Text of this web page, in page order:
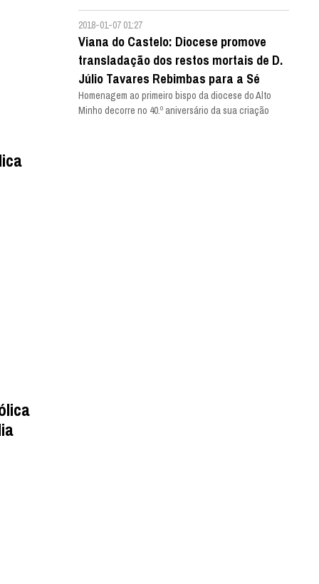
2018-01-07 01:27
Viana do Castelo: Diocese promove
transladação dos restos mortais de D.
Júlio Tavares Rebimbas para a Sé
Homenagem ao primeiro bispo da diocese do Alto
Minho decorre no 40.º aniversário da sua criação